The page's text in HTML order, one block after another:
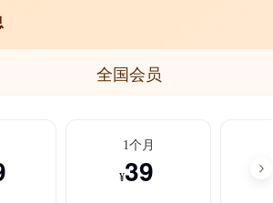
全国会员
1个月
¥39